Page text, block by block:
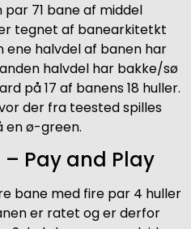
par 71 bane af middel
tegnet af banearkitetkt
ene halvdel af banen har
halvdel har bakke/sø
på 17 af banens 18 huller.
der fra teested spilles
en ø-green.
Pay and Play
bane med fire par 4 huller
er ratet og er derfor